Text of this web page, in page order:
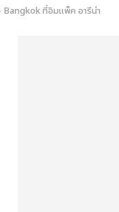
Bangkok ที่อิมแพ็ค อารีน่า